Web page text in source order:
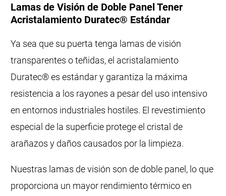
Lamas de Visión de Doble Panel Tener
Acristalamiento Duratec® Estándar
Ya sea que su puerta tenga lamas de visión
transparentes o teñidas, el acristalamiento
Duratec® es estándar y garantiza la máxima
resistencia a los rayones a pesar del uso intensivo
en entornos industriales hostiles. El revestimiento
especial de la superficie protege el cristal de
arañazos y daños causados por la limpieza.
Nuestras lamas de visión son de doble panel, lo que
proporciona un mayor rendimiento térmico en